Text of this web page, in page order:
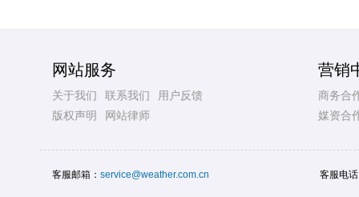
网站服务
关于我们 联系我们
用户反馈
版权声明
网站律师
营销
商务合
媒资合
客服邮箱： service@weather.com.cn 客服电